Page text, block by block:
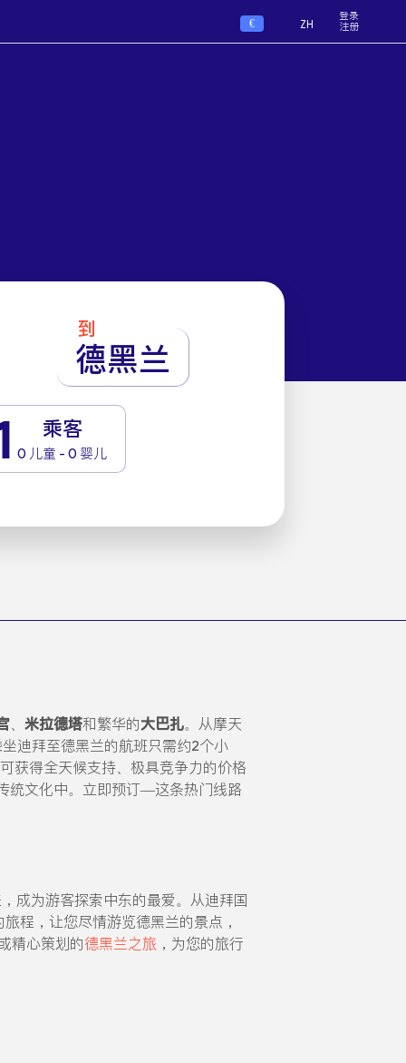
€ ZH
登录
注册
到
德黑兰
乘客
0 儿童 - 0 婴儿
、 米拉德塔和繁华的大巴扎。从摩天
迪拜至德黑兰的航班只需约2个小
获得全天候支持、极具竞争力的价格
统文化中。立即预订—这条热门线路
成为游客探索中东的最爱。从迪拜国
程，让您尽情游览德黑兰的景点，
精心策划的德黑兰之旅 ，为您的旅行